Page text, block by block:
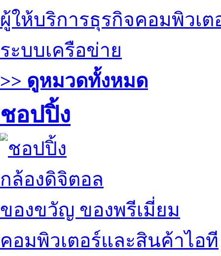
ผู้ให้บริการธุรกิจคอมพิวเต
ระบบเครือข่าย
>> ดูหมวดทั้งหมด
ชอปปิ้ง
กล้องดิจิตอล
ของขวัญ ของพรีเมี่ยม
คอมพิวเตอร์และสินค้าไอที